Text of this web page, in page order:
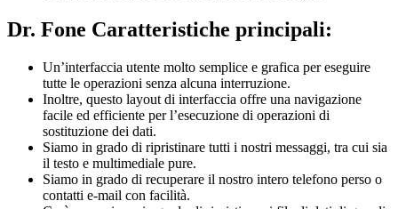
Dr. Fone Caratteristiche principali:
Un’interfaccia utente molto semplice e grafica per eseguire
tutte le operazioni senza alcuna interruzione.
Inoltre, questo layout di interfaccia offre una navigazione
facile ed efficiente per l’esecuzione di operazioni di
sostituzione dei dati.
Siamo in grado di ripristinare tutti i nostri messaggi, tra cui sia
il testo e multimediale pure.
Siamo in grado di recuperare il nostro intero telefono perso o
contatti e-mail con facilità.